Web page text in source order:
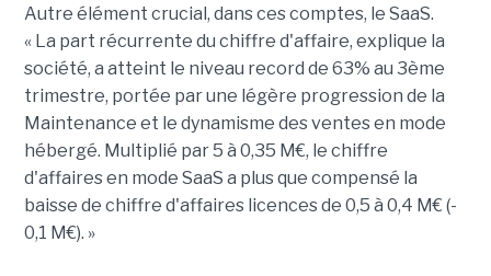
Autre élément crucial, dans ces comptes, le SaaS.
« La part récurrente du chiffre d'affaire, explique la
société, a atteint le niveau record de 63% au 3ème
trimestre, portée par une légère progression de la
Maintenance et le dynamisme des ventes en mode
hébergé. Multiplié par 5 à 0,35 M€, le chiffre
d'affaires en mode SaaS a plus que compensé la
baisse de chiffre d'affaires licences de 0,5 à 0,4 M€ (-
0,1 M€). »